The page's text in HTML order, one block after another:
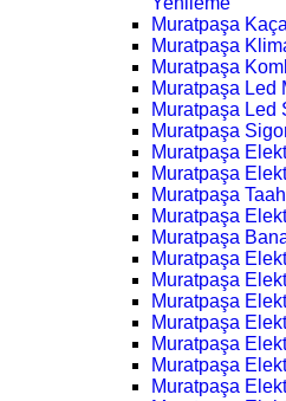
Muratpaşa
Muratpaşa
Muratpaşa
Muratpaşa Led
Muratpaşa Led
Muratpaşa
Muratpaşa
Muratpaşa
Muratpaşa
Muratpaşa
Muratpaşa
Muratpaşa
Muratpaşa
Muratpaşa
Muratpaşa
Muratpaşa
Muratpaşa
Muratpaşa